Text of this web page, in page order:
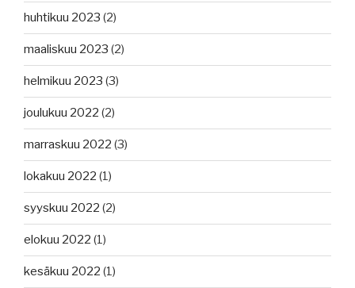
huhtikuu 2023 (2)
maaliskuu 2023 (2)
helmikuu 2023 (3)
joulukuu 2022 (2)
marraskuu 2022 (3)
lokakuu 2022 (1)
syyskuu 2022 (2)
elokuu 2022 (1)
kesäkuu 2022 (1)